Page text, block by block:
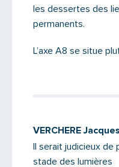
les dessertes des
permanents.
L’axe A8 se situe
VERCHERE Jacques
Il serait judicieux de
stade des lumières